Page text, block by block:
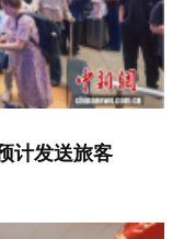
计发送旅客